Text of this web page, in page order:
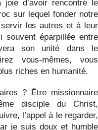
d’avoir rencontré le
sur lequel fonder notre
les autres et à leur
souvent éparpillée entre
son unité dans le
vous-mêmes, vous
riches en humanité.
? Être missionnaire
disciple du Christ,
l’appel à le regarder,
je suis doux et humble